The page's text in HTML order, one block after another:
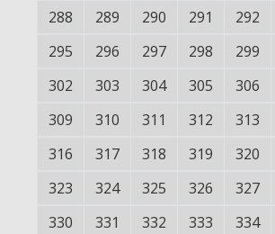
288
289 290 291 292
295
296 297 298 299
302
303 304 305 306
309
310 311 312 313
316
317 318 319 320
323
324 325 326 327
330
331 332 333 334